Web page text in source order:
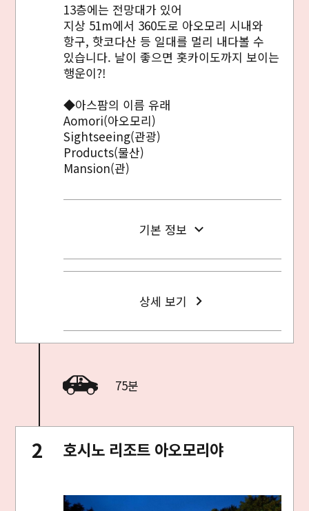
13층에는 전망대가 있어
지상 51m에서 360도로 아오모리 시내와
항구, 핫코다산 등 일대를 멀리 내다볼 수
있습니다. 날이 좋으면 홋카이도까지 보이는
행운이?!
◆아스팜의 이름 유래
Aomori(아오모리)
Sightseeing(관광)
Products(물산)
Mansion(관)
기본 정보
상세 보기
75분
호시노 리조트 아오모리야